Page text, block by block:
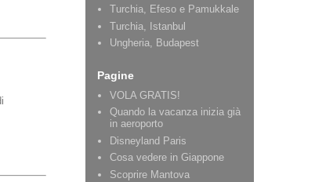
Turchia, Efeso e Pamukkale
Turchia, Istanbul
Ungheria, Budapest
Pagine
VOLA GRATIS!
Quando la vacanza inizia già
in aeroporto
Disneyland Paris
Cosa vedere in Giappone
Scoprire Mantova